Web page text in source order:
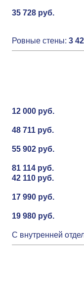
35 728 руб.
Ровные стены: 3
12 000 руб.
48 711 руб.
55 902 руб.
81 114 руб.
42 110 руб.
17 990 руб.
19 980 руб.
С внутренней